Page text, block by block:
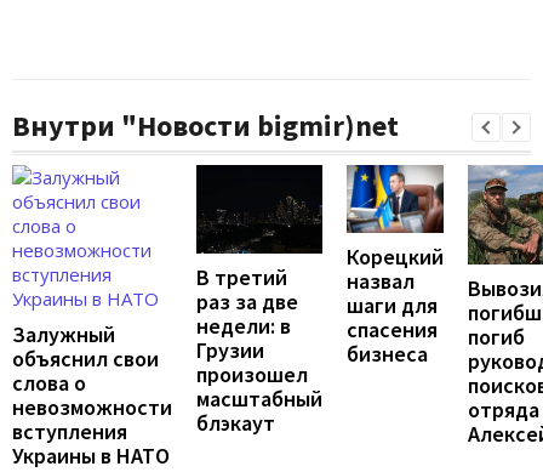
Внутри "Новости bigmir)net
Залужный
объяснил свои
слова о
невозможности
вступления
Украины в НАТО
В третий
раз за две
недели: в
Грузии
произошел
масштабный
блэкаут
Корецкий
назвал
шаги для
спасения
бизнеса
погиб
отряда